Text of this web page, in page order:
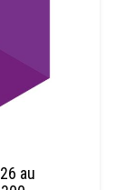
au